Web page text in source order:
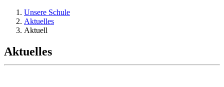
Unsere Schule
Aktuelles
Aktuell
Aktuelles